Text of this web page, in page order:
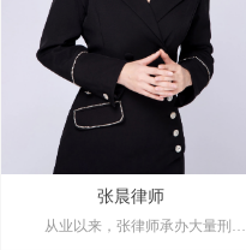
张晨律师
从业以来，张律师承办大量刑事